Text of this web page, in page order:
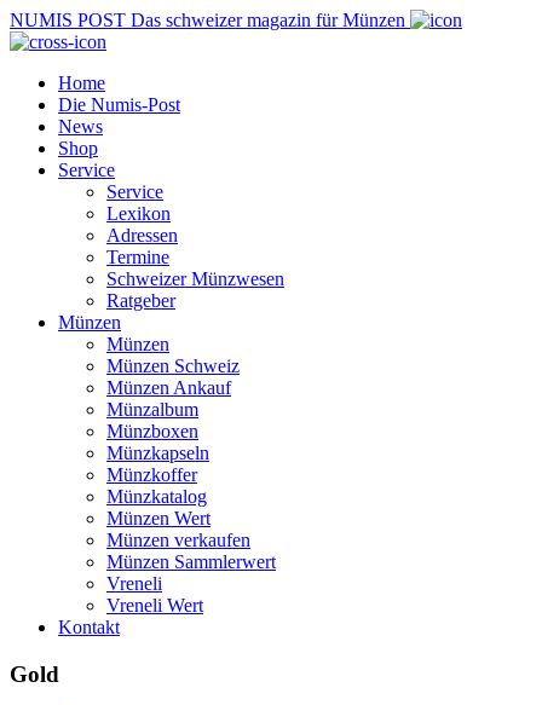
NUMIS POST Das schweizer magazin für Münzen
Home
Die Numis-Post
News
Shop
Service
Service
Lexikon
Adressen
Termine
Schweizer Münzwesen
Ratgeber
Münzen
Münzen
Münzen Schweiz
Münzen Ankauf
Münzalbum
Münzboxen
Münzkapseln
Münzkoffer
Münzkatalog
Münzen Wert
Münzen verkaufen
Münzen Sammlerwert
Vreneli
Vreneli Wert
Kontakt
Gold